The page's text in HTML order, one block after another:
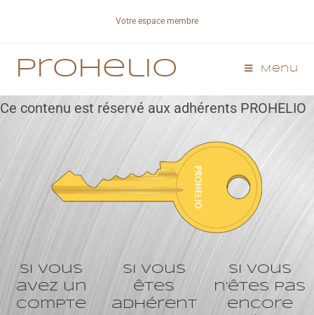
Votre espace membre
Prohelio Menu
Ce contenu est réservé aux adhérents PROHELIO
Si vous
avez un
compte
Si vous
êtes
adhérent
Si vous
n’êtes pas
encore